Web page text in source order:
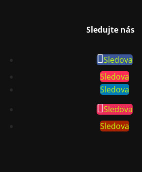
Sledujte nás
Sledova
Sledova
Sledova
Sledova
Sledova